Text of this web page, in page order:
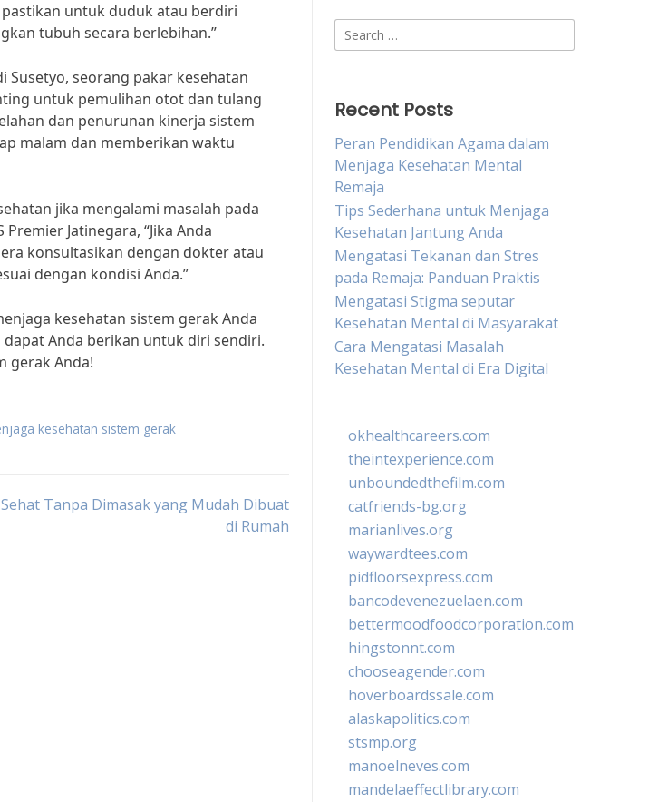
untuk duduk atau berdiri
tubuh secara berlebihan.”
Susetyo, seorang pakar kesehatan
untuk pemulihan otot dan tulang
dan penurunan kinerja sistem
malam dan memberikan waktu
jika mengalami masalah pada
Jatinegara, “Jika Anda
konsultasikan dengan dokter atau
dengan kondisi Anda.”
kesehatan sistem gerak Anda
Anda berikan untuk diri sendiri.
gerak Anda!
kesehatan sistem gerak
Tanpa Dimasak yang Mudah Dibuat
di Rumah
Search
for:
Recent Posts
Peran Pendidikan Agama dalam
Menjaga Kesehatan Mental
Remaja
Tips Sederhana untuk Menjaga
Kesehatan Jantung Anda
Mengatasi Tekanan dan Stres
pada Remaja: Panduan Praktis
Mengatasi Stigma seputar
Kesehatan Mental di Masyarakat
Cara Mengatasi Masalah
Kesehatan Mental di Era Digital
okhealthcareers.com
theintexperience.com
unboundedthefilm.com
catfriends-bg.org
marianlives.org
waywardtees.com
pidfloorsexpress.com
bancodevenezuelaen.com
bettermoodfoodcorporation.com
hingstonnt.com
chooseagender.com
hoverboardssale.com
alaskapolitics.com
stsmp.org
manoelneves.com
mandelaeffectlibrary.com